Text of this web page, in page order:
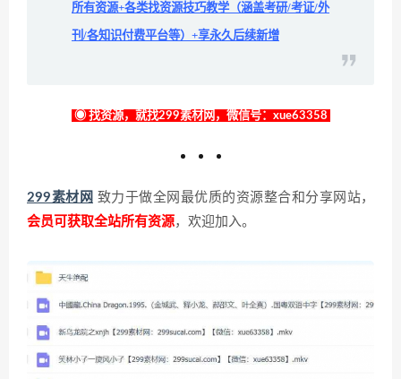
所有资源+各类找资源技巧教学（涵盖考研/考证/外
刊/各知识付费平台等）+享永久后续新增
◉ 找资源，就找299素材网，微信号：xue63358
299素材网 致力于做全网最优质的资源整合和分享网站，
会员可获取全站所有资源，欢迎加入。